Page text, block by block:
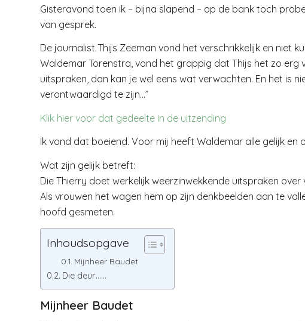
Gisteravond toen ik – bijna slapend – op de bank toch
van gesprek.
De journalist Thijs Zeeman vond het verschrikkelijk en niet
Waldemar Torenstra, vond het grappig dat Thijs het zo erg
uitspraken, dan kan je wel eens wat verwachten. En het is
verontwaardigd te zijn…”
Klik hier voor dat gedeelte in de uitzending
Ik vond dat boeiend. Voor mij heeft Waldemar alle gelijk en
Wat zijn gelijk betreft:
Die Thierry doet werkelijk weerzinwekkende uitspraken
Als vrouwen het wagen hem op zijn denkbeelden aan te
hoofd gesmeten.
Inhoudsopgave
Mijnheer Baudet
Die deur……
Mijnheer Baudet